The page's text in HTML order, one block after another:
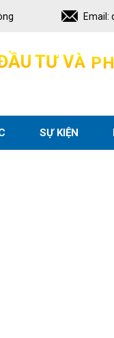
Email:
ẦU TƯ VÀ P
SỰ KIỆN